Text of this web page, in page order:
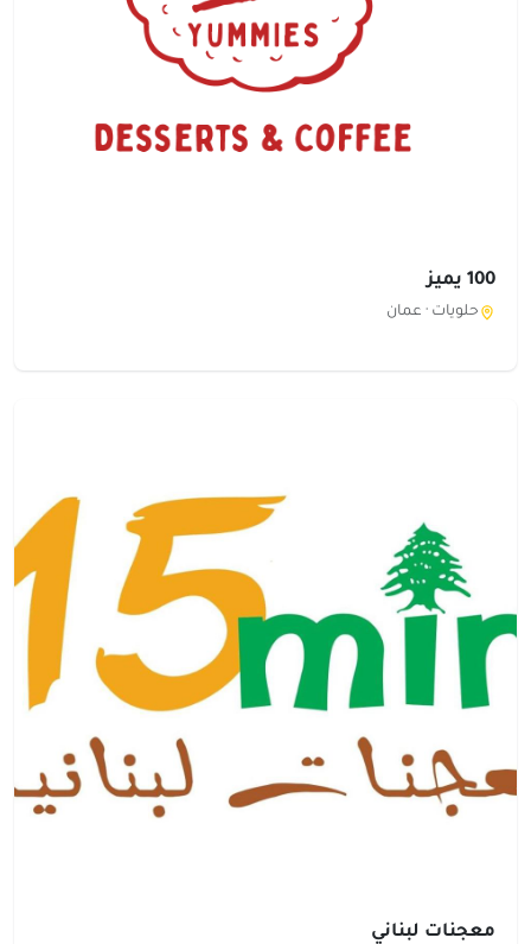
100 يميز
حلويات · عمان
معجنات لبناني